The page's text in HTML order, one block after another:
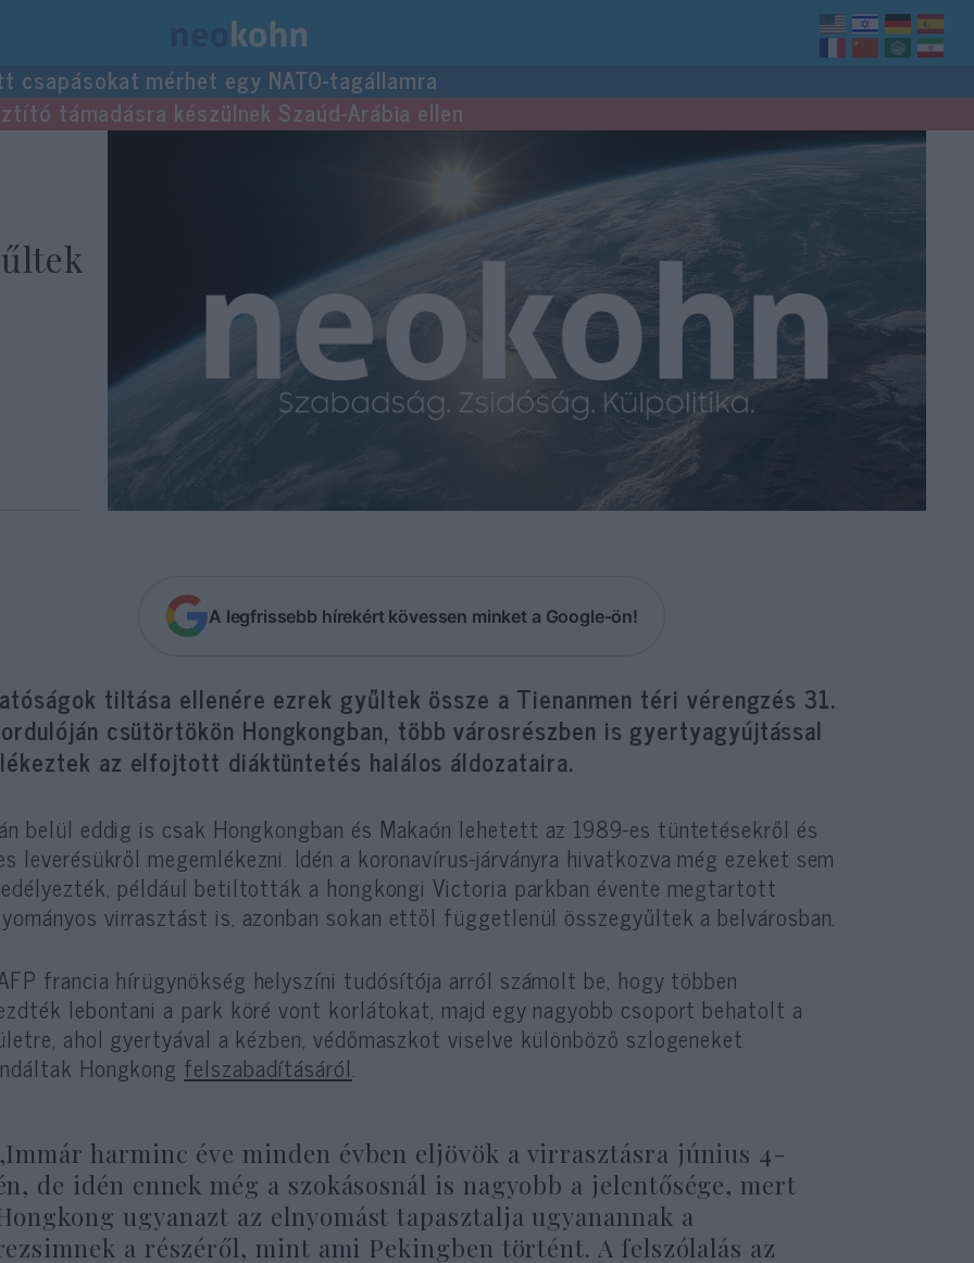
csapásokat mérhet egy NATO-tagállamra
támadásra készülnek Szaúd-Arábia ellen
A legfrissebb hírekért kövessen minket a Google-ön!
tiltása ellenére ezrek gyűltek össze a Tienanmen téri vérengzés 31.
csütörtökön Hongkongban, több városrészben is gyertyagyújtással
az elfojtott diáktüntetés halálos áldozataira.
belül eddig is csak Hongkongban és Makaón lehetett az 1989-es tüntetésekről és
leverésükről megemlékezni. Idén a koronavírus-járványra hivatkozva még ezeket sem
például betiltották a hongkongi Victoria parkban évente megtartott
virrasztást is, azonban sokan ettől függetlenül összegyűltek a belvárosban.
francia hírügynökség helyszíni tudósítója arról számolt be, hogy többen
lebontani a park köré vont korlátokat, majd egy nagyobb csoport behatolt a
ahol gyertyával a kézben, védőmaszkot viselve különböző szlogeneket
Hongkong felszabadításáról.
harminc éve minden évben eljövök a virrasztásra június 4-
de idén ennek még a szokásosnál is nagyobb a jelentősége, mert
ugyanazt az elnyomást tapasztalja ugyanannak a
a részéről, mint ami Pekingben történt. A felszólalás az